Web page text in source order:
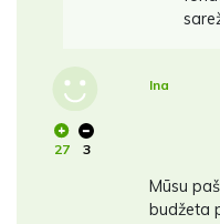
27 3
Ina
Mūsu
budžeta